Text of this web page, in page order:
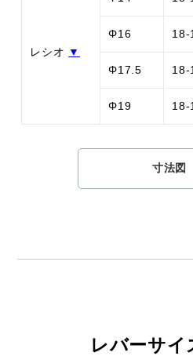
レシオ ▼
Φ16 18-
Φ17.5 18-
Φ19 18-
寸法図
レバーサイ